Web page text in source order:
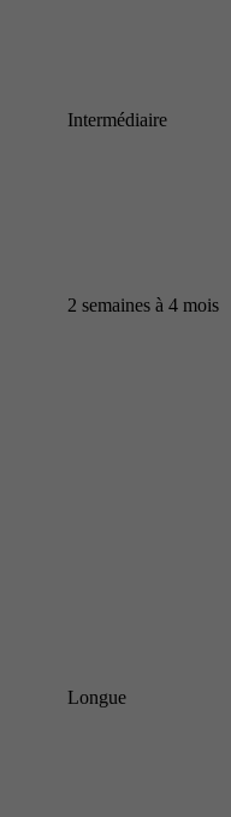
Intermédiaire
2 semaines à 4 mois
Longue